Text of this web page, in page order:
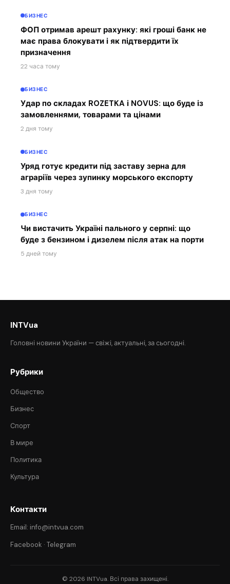
БИЗНЕС
ФОП отримав арешт рахунку: які гроші банк не
має права блокувати і як підтвердити їх
призначення
22 часа тому
БИЗНЕС
Удар по складах ROZETKA і NOVUS: що буде із
замовленнями, товарами та цінами
2 дня тому
БИЗНЕС
Уряд готує кредити під заставу зерна для
аграріїв через зупинку морського експорту
3 дня тому
БИЗНЕС
Чи вистачить Україні пального у серпні: що
буде з бензином і дизелем після атак на порти
5 дней тому
INTVua
Головні новини України — свіжі, актуальні, за сьогодні.
Рубрики
Общество
Бизнес
Спорт
В мире
Политика
Культура
Контакти
Email: info@intvua.com
Facebook · Telegram
© 2026 INTVua. Всі права захищені.